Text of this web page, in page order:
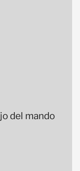
del mando